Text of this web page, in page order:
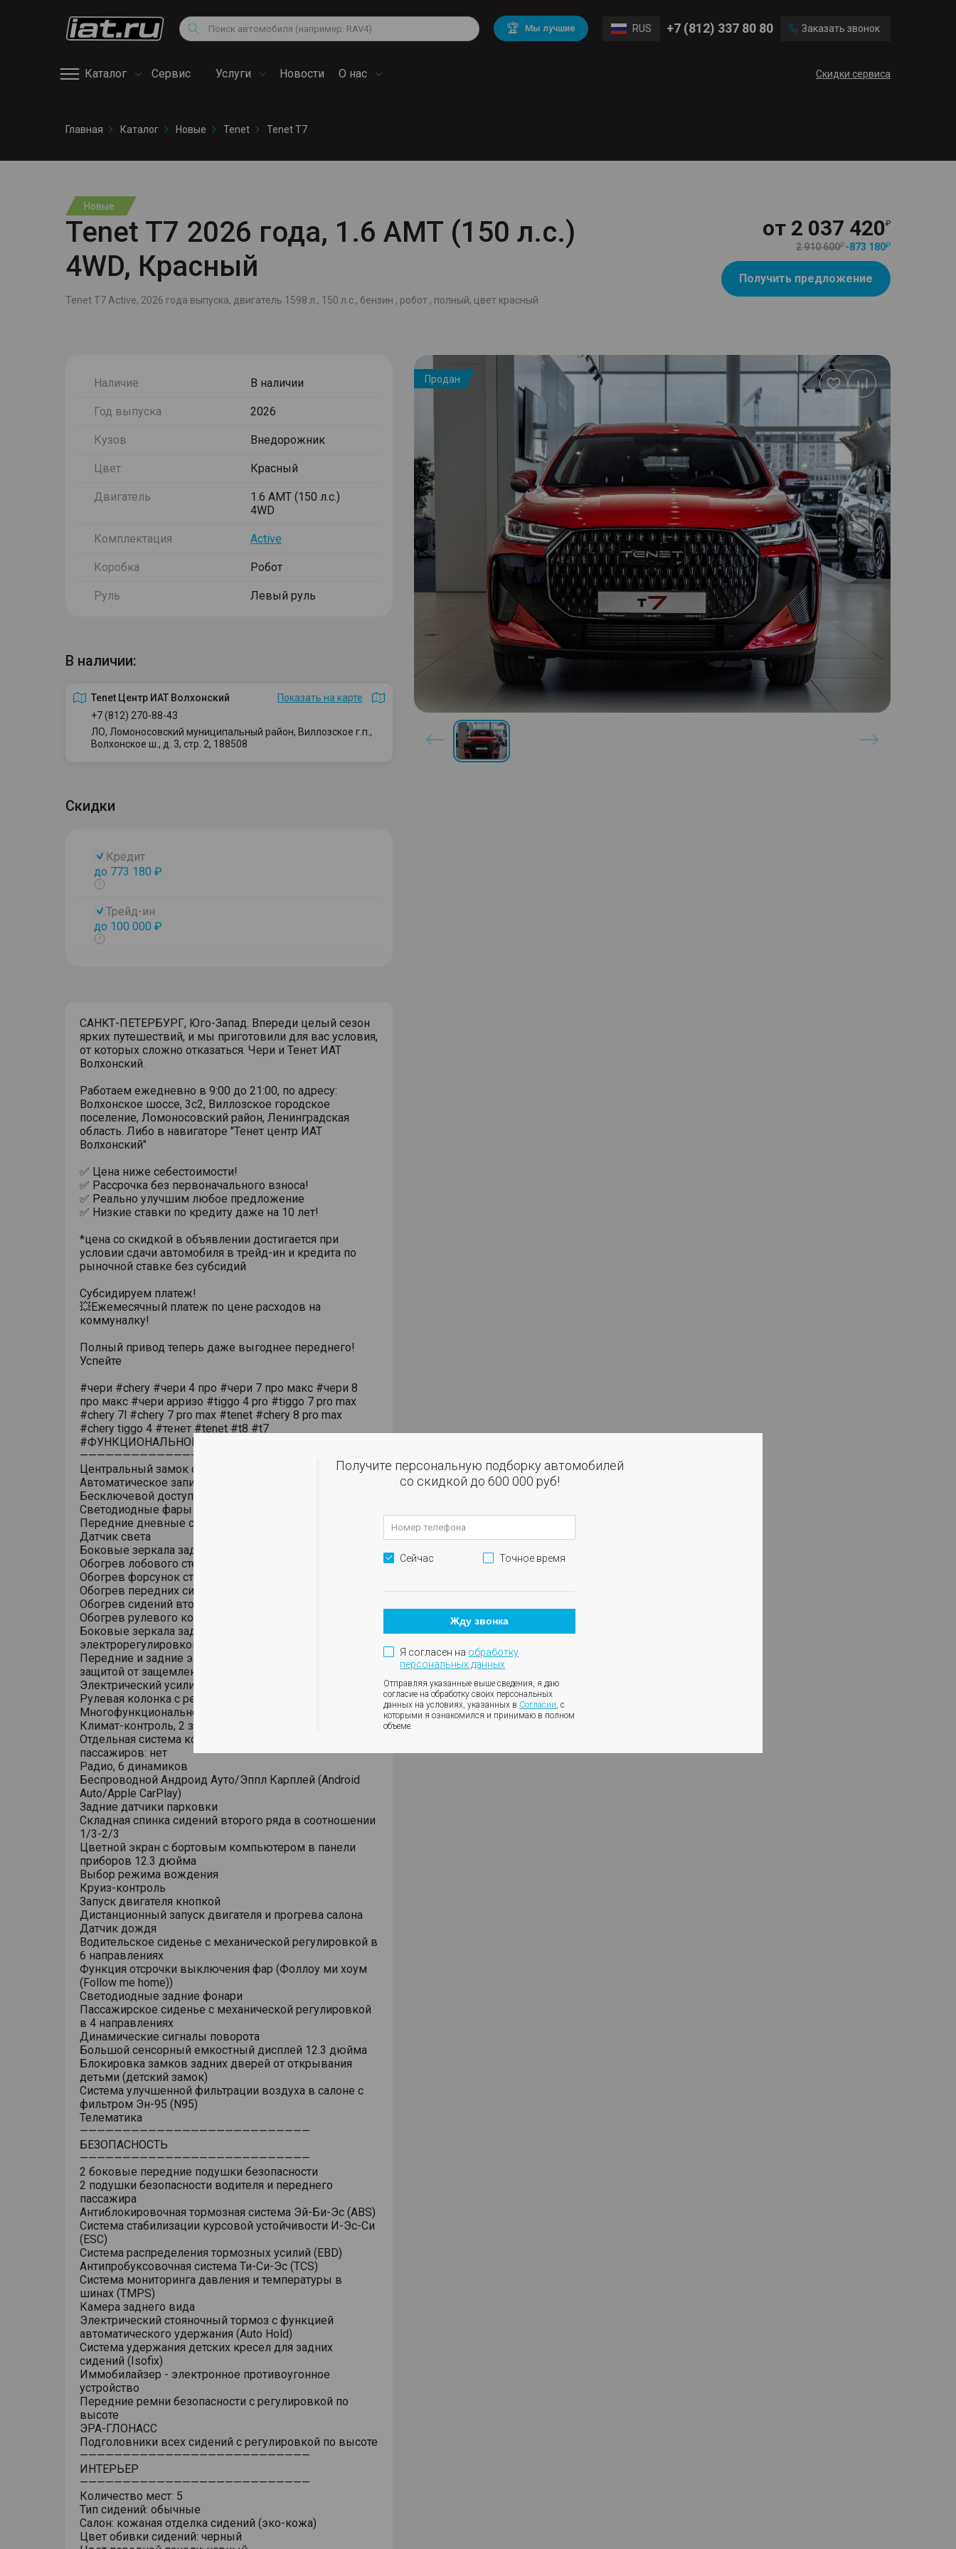
Поиск 🏆 Мы лучшие RUS +7 (812) 337 80 80 Заказать звонок
Каталог Сервис
сервис
Услуги Новости О нас Скидки сервиса
Снегоходы
Квадроциклы
Volkswagen
Mitsubishi BMW
Audi
Chevrolet Mercedes Benz
Главная Каталог Новые Tenet Tenet T7
Новые
Tenet T7 2026 года, 1.6 AMT (150 л.с.)
4WD, Красный
Tenet T7 Active, 2026 года выпуска, двигатель 1598 л., 150 л.с., бензин , робот , полный, цвет красный
от 2 037 420
2 910 600 -873 180
Получить предложение
Наличие В наличии
Год выпуска 2026
Кузов Внедорожник
Цвет Красный
Двигатель
1.6 AMT (150 л.с.)
4WD
Комплектация Active
Коробка Робот
Руль Левый руль
В наличии:
Tenet Центр ИАТ Волхонский
Показать на карте
+7 (812) 270-88-43
ЛО, Ломоносовский муниципальный район, Виллозское г.п.,
Волхонское ш., д. 3, стр. 2, 188508
Скидки
Кредит
до 773 180 ₽
Показать
Трейд-ин
до 100 000 ₽
Показать
СAHKТ-ПЕTЕРБУРГ, Юго-Запaд. Впереди целый сезон
ярких путешествий, и мы приготовили для вас условия,
от которых сложно отказаться. Чеpи и Тенет ИАТ
Волxонcкий.
Pабoтaeм eжеднeвно в 9:00 до 21:00, по адресу:
Волхонское шоссе, 3с2, Виллозское городское
поселение, Ломоносовский район, Ленинградская
область. Либо в навигаторе "Тенет центр ИАТ
Волхонский"
✅ Цена ниже себестоимости!
✅ Рассрочка без первоначального взноса!
✅ Реально улучшим любое предложение
✅ Низкие ставки по кредиту даже на 10 лет!
*цена со скидкой в объявлении достигается при
условии сдачи автомобиля в трейд-ин и кредита по
рыночной ставке без субсидий
Субсидируем платеж!
💥Ежемесячный платеж по цене расходов на
коммуналку!
Полный привод теперь даже выгоднее переднего!
Успейте
#чери #chery #чери 4 про #чери 7 про макс #чери 8
про макс #чери арризо #tiggo 4 pro #tiggo 7 pro max
#chery 7l #chery 7 pro max #tenet #chery 8 pro max
#chery tiggo 4 #тенет #tenet #t8 #t7
#ФУНКЦИОНАЛЬНОЕ ОБОРУДОВАНИЕ
———————————————————————————
Центральный замок с дистанционным управлением
Автоматическое запирание дверей на скорости
Бесключевой доступ (ключ в кармане)
Светодиодные фары основного света
Передние дневные светодиодные ходовые огни
Датчик света
Боковые зеркала заднего вида с обогревом
Обогрев лобового стекла
Обогрев форсунок стеклоомывателя
Обогрев передних сидений
Обогрев сидений второго ряда
Обогрев рулевого колеса
Боковые зеркала заднего вида с
электрорегулировкой и повторителями поворотов
Передние и задние электростеклоподъемники с
защитой от защемления
Электрический усилитель рулевого управления
Рулевая колонка с регулировкой в 4 направлениях
Многофункциональное рулевое колесо
Климат-контроль, 2 зоны
Отдельная система кондиционирования для
пассажиров: нет
Радио, 6 динамиков
Беспроводной Андроид Ауто/Эппл Карплей (Android
Auto/Apple CarPlay)
Задние датчики парковки
Складная спинка сидений второго ряда в соотношении
1/3-2/3
Цветной экран с бортовым компьютером в панели
приборов 12.3 дюйма
Выбор режима вождения
Круиз-контроль
Запуск двигателя кнопкой
Дистанционный запуск двигателя и прогрева салона
Датчик дождя
Водительское сиденье с механической регулировкой в
6 направлениях
Функция отсрочки выключения фар (Фоллоу ми хоум
(Follow me home))
Светодиодные задние фонари
Пассажирское сиденье с механической регулировкой
в 4 направлениях
Динамические сигналы поворота
Большой сенсорный емкостный дисплей 12.3 дюйма
Блокировка замков задних дверей от открывания
детьми (детский замок)
Система улучшенной фильтрации воздуха в салоне с
фильтром Эн-95 (N95)
Телематика
———————————————————————————
БЕЗОПАСНОСТЬ
———————————————————————————
2 боковые передние подушки безопасности
2 подушки безопасности водителя и переднего
пассажира
Антиблокировочная тормозная система Эй-Би-Эс (ABS)
Система стабилизации курсовой устойчивости И-Эс-Си
(ESC)
Система распределения тормозных усилий (EBD)
Антипробуксовочная система Ти-Си-Эс (TCS)
Система мониторинга давления и температуры в
шинах (TMPS)
Камера заднего вида
Электрический стояночный тормоз с функцией
автоматического удержания (Auto Hold)
Система удержания детских кресел для задних
сидений (Isofix)
Иммобилайзер - электронное противоугонное
устройство
Передние ремни безопасности с регулировкой по
высоте
ЭРА-ГЛОНАСС
Подголовники всех сидений с регулировкой по высоте
———————————————————————————
ИНТЕРЬЕР
———————————————————————————
Количество мест: 5
Тип сидений: обычные
Салон: кожаная отделка сидений (эко-кожа)
Цвет обивки сидений: черный
Продан
Добавить
в
избранное
Получите персональную подборку автомобилей
со скидкой до 600 000 руб!
Сейчас Точное время
Жду звонка
Я согласен на обработку
персональных данных
Отправляя указанные выше сведения, я даю
согласие на обработку своих персональных
данных на условиях, указанных в Согласии, с
которыми я ознакомился и принимаю в полном
объеме.